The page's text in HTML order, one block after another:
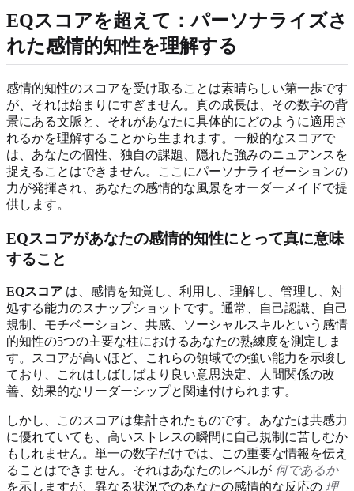
EQスコアを超えて：パーソナライズさ
れた感情的知性を理解する
感情的知性のスコアを受け取ることは素晴らしい第一歩です
が、それは始まりにすぎません。真の成長は、その数字の背
景にある文脈と、それがあなたに具体的にどのように適用さ
れるかを理解することから生まれます。一般的なスコアで
は、あなたの個性、独自の課題、隠れた強みのニュアンスを
捉えることはできません。ここにパーソナライゼーションの
力が発揮され、あなたの感情的な風景をオーダーメイドで提
供します。
EQスコアがあなたの感情的知性にとって真に意味
すること
EQスコア は、感情を知覚し、利用し、理解し、管理し、対
処する能力のスナップショットです。通常、自己認識、自己
規制、モチベーション、共感、ソーシャルスキルという感情
的知性の5つの主要な柱におけるあなたの熟練度を測定しま
す。スコアが高いほど、これらの領域での強い能力を示唆し
ており、これはしばしばより良い意思決定、人間関係の改
善、効果的なリーダーシップと関連付けられます。
しかし、このスコアは集計されたものです。あなたは共感力
に優れていても、高いストレスの瞬間に自己規制に苦しむか
もしれません。単一の数字だけでは、この重要な情報を伝え
ることはできません。それはあなたのレベルが 何であるか
を示しますが、異なる状況でのあなたの感情的な反応の 理